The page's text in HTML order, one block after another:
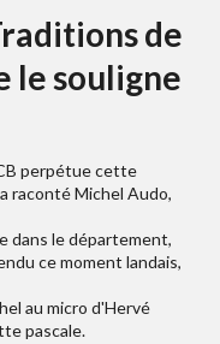
de
le souligne
perpétue cette
raconté Michel Audo,
dans le département,
ce moment landais,
au micro d'Hervé
pascale.